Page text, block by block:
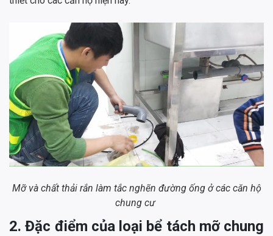
Mỡ và chất thải rắn làm tắc nghẽn đường ống ở các căn hộ
chung cư
2. Đặc điểm của loại bể tách mỡ chung